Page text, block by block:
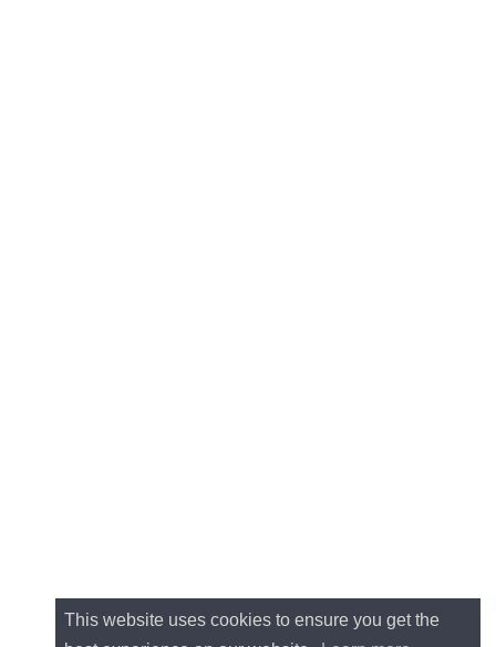
This website uses cookies to ensure you get the